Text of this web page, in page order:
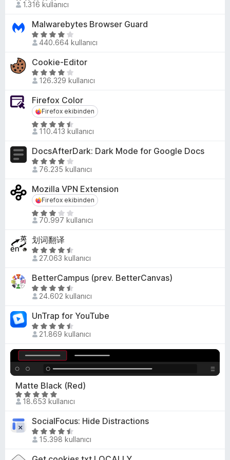
p
a
n
e
4
,
1
u
a
ü
e
n
d
n
4
u
a
1.316 kullanıcı
Malwarebytes Browser Guard
5
ü
z
e
r
n
d
e
n
,
2
u
a
n
440.664 kullanıcı
Cookie-Editor
5
ü
z
e
r
i
d
e
n
,
1
p
u
a
n
126.329 kullanıcı
Firefox Color
Firefox ekibinden
Firefox ekibinden
5
ü
z
e
r
n
d
e
n
,
4
u
a
n
110.413 kullanıcı
DocsAfterDark: Dark Mode for Google Docs
5
ü
z
e
r
i
d
e
n
,
1
u
a
n
76.235 kullanıcı
Mozilla VPN Extension
Firefox ekibinden
Firefox ekibinden
5
ü
z
e
r
n
d
e
n
3
p
a
70.997 kullanıcı
划词翻译
5
ü
z
e
r
n
d
e
n
4
p
u
n
27.063 kullanıcı
BetterCampus (prev. BetterCanvas)
5
ü
z
e
r
n
d
e
n
4
7
p
u
24.602 kullanıcı
UnTrap for YouTube
5
ü
z
e
i
n
d
n
4
3
21.869 kullanıcı
Matte Black (Red)
5
ü
z
e
18.653 kullanıcı
SocialFocus: Hide Distractions
5
ü
z
15.398 kullanıcı